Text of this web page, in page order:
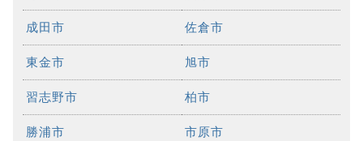
成田市 佐倉市
東金市 旭市
習志野市 柏市
勝浦市 市原市